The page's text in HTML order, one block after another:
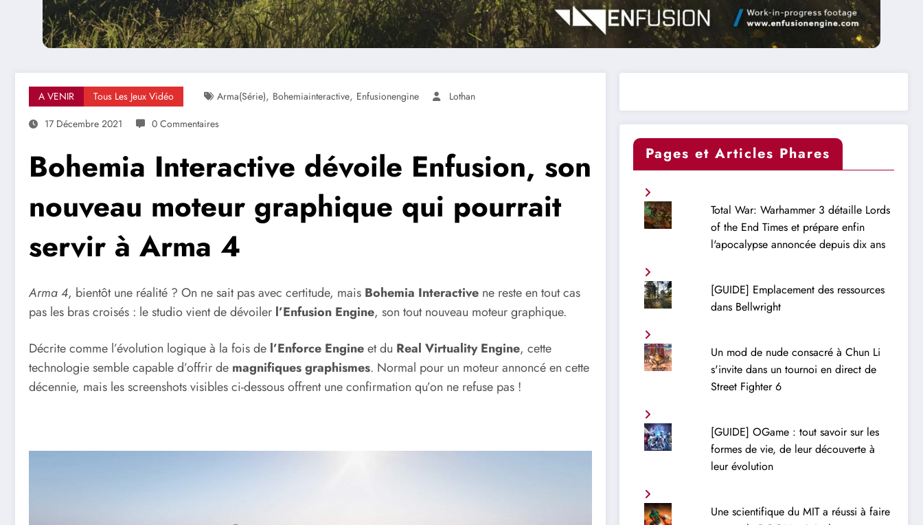
A VENIR Tous Les Jeux Vidéo Arma(série), Bohemiainteractive, Enfusionengine
Lothan
17 Décembre 2021
0 Commentaires
Bohemia Interactive dévoile Enfusion, son
nouveau moteur graphique qui pourrait
servir à Arma 4
Arma 4, bientôt une réalité ? On ne sait pas avec certitude, mais Bohemia Interactive ne reste en tout cas
pas les bras croisés : le studio vient de dévoiler l’Enfusion Engine, son tout nouveau moteur graphique.
Décrite comme l’évolution logique à la fois de l’Enforce Engineet du Real Virtuality Engine, cette
technologie semble capable d’offrir de magnifiquesgraphismes. Normal pour un moteur annoncé en cette
décennie, mais les screenshots visibles ci-dessous offrent une confirmation qu’on ne refuse pas !
Pages et Articles Phares
Total War: Warhammer 3 détaille Lords
of the End Times et prépare enfin
l'apocalypse annoncée depuis dix ans
[GUIDE] Emplacement des ressources
dans Bellwright
Un mod de nude consacré à Chun Li
s'invite dans un tournoi en direct de
Street Fighter 6
[GUIDE] OGame : tout savoir sur les
formes de vie, de leur découverte à
leur évolution
Une scientifique du MIT a réussi à faire